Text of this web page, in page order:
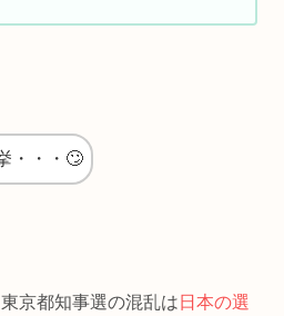
・・・🙄
京都知事選の混乱は 日本の選